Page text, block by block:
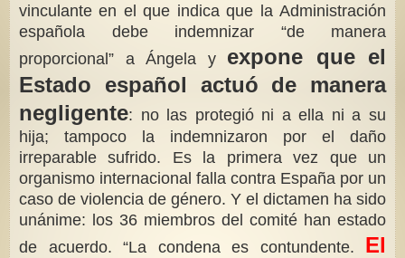
vinculante en el que indica que la Administración
española debe indemnizar “de manera
proporcional” a Ángela y expone que el
Estado español actuó de manera
negligente: no las protegió ni a ella ni a su
hija; tampoco la indemnizaron por el daño
irreparable sufrido. Es la primera vez que un
organismo internacional falla contra España por un
caso de violencia de género. Y el dictamen ha sido
unánime: los 36 miembros del comité han estado
de acuerdo. “La condena es contundente.
El